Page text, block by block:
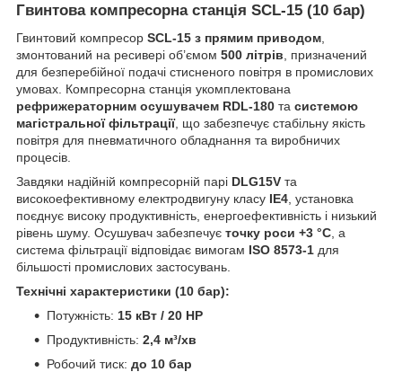
Гвинтова компресорна станція SCL-15 (10 бар)
Гвинтовий компресор SCL-15 з прямим приводом
змонтований на ресивері об’ємом 500 літрів , призначений
для безперебійної подачі стисненого повітря в промислових
умовах. Компресорна станція укомплектована
рефрижераторним осушувачем RDL-180 та системою
магістральної фільтрації, що забезпечує стабільну якість
повітря для пневматичного обладнання та виробничих
процесів.
Завдяки надійній компресорній парі DLG15V та
високоефективному електродвигуну класу IE4 , установка
поєднує високу продуктивність, енергоефективність і низький
рівень шуму. Осушувач забезпечує точку роси +3 °C , а
система фільтрації відповідає вимогам ISO 8573-1 для
більшості промислових застосувань.
Технічні характеристики (10 бар):
Потужність: 15 кВт / 20 HP
Продуктивність: 2,4 м³/хв
Робочий тиск: до 10 бар